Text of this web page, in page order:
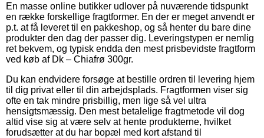
En masse online butikker udlover på nuværende tidspunkt
en række forskellige fragtformer. En der er meget anvendt er
p.t. at få leveret til en pakkeshop, og så henter du bare dine
produkter den dag der passer dig. Leveringstypen er nemlig
ret bekvem, og typisk endda den mest prisbevidste fragtform
ved køb af Dk – Chiafrø 300gr.
Du kan endvidere forsøge at bestille ordren til levering hjem
til dig privat eller til din arbejdsplads. Fragtformen viser sig
ofte en tak mindre prisbillig, men lige så vel ultra
hensigtsmæssig. Den mest betalelige fragtmetode vil dog
altid vise sig at være selv at hente produkterne, hvilket
forudsætter at du har bopæl med kort afstand til